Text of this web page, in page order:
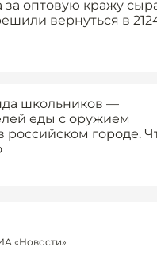
за оптовую кражу
вернуться в
школьников —
еды с оружием
российском городе.
«Новости»